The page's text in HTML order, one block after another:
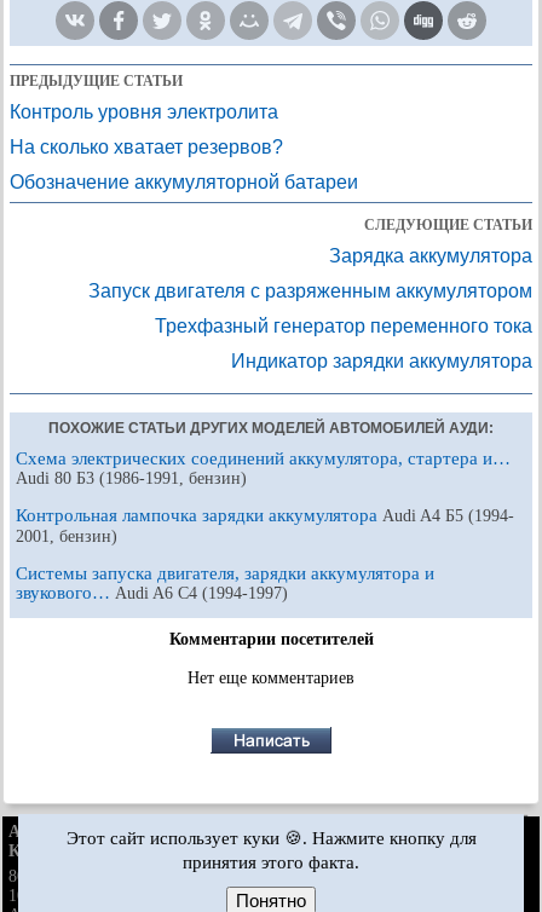
ПРЕДЫДУЩИЕ СТАТЬИ
Контроль уровня электролита
На сколько хватает резервов?
Обозначение аккумуляторной батареи
СЛЕДУЮЩИЕ СТАТЬИ
Зарядка аккумулятора
Запуск двигателя с разряженным аккумулятором
Трехфазный генератор переменного тока
Индикатор зарядки аккумулятора
ПОХОЖИЕ СТАТЬИ ДРУГИХ МОДЕЛЕЙ АВТОМОБИЛЕЙ АУДИ:
Схема электрических соединений аккумулятора, стартера и…
Audi 80 Б3 (1986-1991, бензин)
Контрольная лампочка зарядки аккумулятора Audi A4 Б5 (1994-
2001, бензин)
Системы запуска двигателя, зарядки аккумулятора и
звукового… Audi A6 С4 (1994-1997)
Комментарии посетителей
Нет еще комментариев
AudiManual.ru © 2017-2026·Полная версия ·Обратная связь
Карта сайта
Поиск по сайту ·Новости и статьи
80 Б2
80 Б4
100 С3
100 С3100 С4бензин
Этот сайт использует куки 🍪. Нажмите кнопку для
принятия этого факта.
Понятно